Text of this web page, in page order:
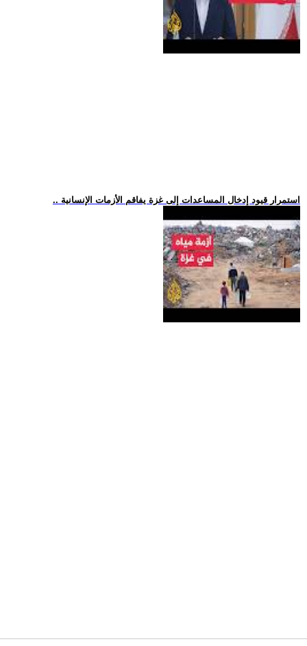
.. استمرار قيود إدخال المساعدات إلى غزة يفاقم الأزمات الإنسانية